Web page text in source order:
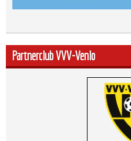
Partnerclub VVV-Venlo